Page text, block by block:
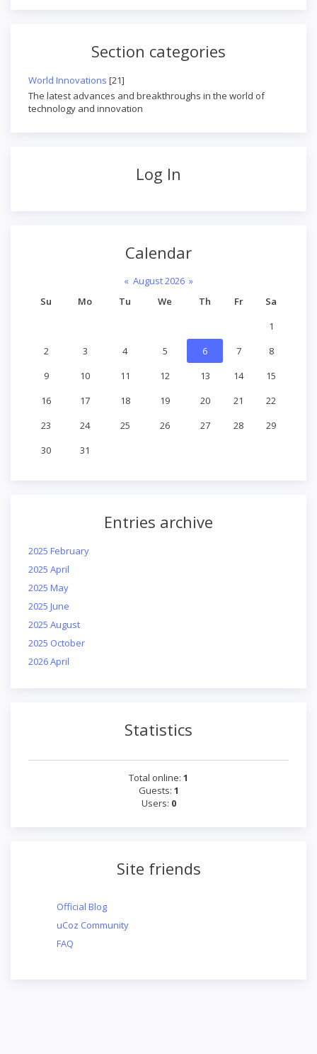
Section categories
World Innovations [21]
The latest advances and breakthroughs in the world of
technology and innovation
Log In
Calendar
« August 2026 »
Su
Mo Tu We Th Fr
Sa
1
2
3 4 5 6 7
8
9
10 11 12 13 14
15
16
17 18 19 20 21
22
23
24 25 26 27 28
29
30
31
Entries archive
2025 February
2025 April
2025 May
2025 June
2025 August
2025 October
2026 April
Statistics
Total online: 1
Guests: 1
Users: 0
Site friends
Official Blog
uCoz Community
FAQ